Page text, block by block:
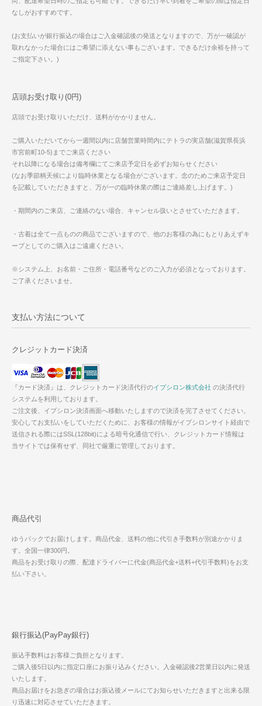
なしがおすすめです。
(お支払いが銀行振込の場合はご入金確認後の発送となりますので、万が一確認が
取れなかった場合にはご希望に添えない事もございます。できるだけ余裕を持って
ご指定下さい。)
店頭お受け取り(0円)
店頭でお受け取りいただけ、送料がかかりません。
ご購入いただいてから一週間以内に店舗営業時間内にテトラの実店舗(滋賀県長浜
市宮前町10-5)までご来店ください
それ以降になる場合は備考欄にてご来店予定日を必ずお知らせください
(なお季節柄天候により臨時休業となる場合がございます。念のためご来店予定日
を記載していただきますと、万が一の臨時休業の際はご連絡差し上げます。)
・期間内のご来店、ご連絡のない場合、キャンセル扱いとさせていただきます。
・古着は全て一点ものの商品でございますので、他のお客様の為にもとりあえずキ
ープとしてのご購入はご遠慮ください。
※システム上、お名前・ご住所・電話番号などのご入力が必須となっております。
ご了承くださいませ。
支払い方法について
クレジットカード決済
『カード決済』は、クレジットカード決済代行のイプシロン株式会社 の決済代行
システムを利用しております。
ご注文後、イプシロン決済画面へ移動いたしますので決済を完了させてください。
安心してお支払いをしていただくために、お客様の情報がイプシロンサイト経由で
送信される際にはSSL(128bit)による暗号化通信で行い、クレジットカード情報は
当サイトでは保有せず、同社で厳重に管理しております。
商品代引
ゆうパックでお届けします。商品代金、送料の他に代引き手数料が別途かかりま
す。全国一律300円。
商品をお受け取りの際、配達ドライバーに代金(商品代金+送料+代引手数料)をお支
払い下さい。
銀行振込(PayPay銀行)
振込手数料はお客様ご負担となります。
ご購入後5日以内に指定口座にお振り込みください。入金確認後2営業日以内に発送
いたします。
商品お届けをお急ぎの場合はお振込後メールにてお知らせいただきますと出来る限
り迅速に対応させていただきます。